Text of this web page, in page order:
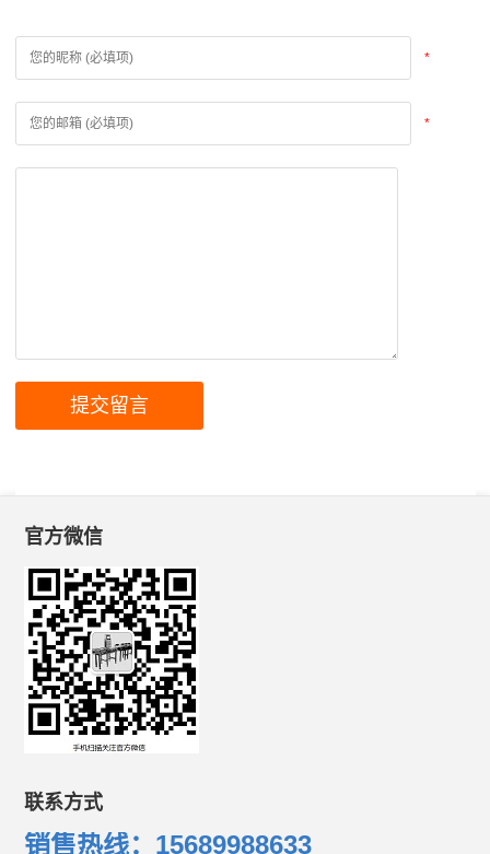
*
*
官方微信
联系方式
销售热线：15689988633